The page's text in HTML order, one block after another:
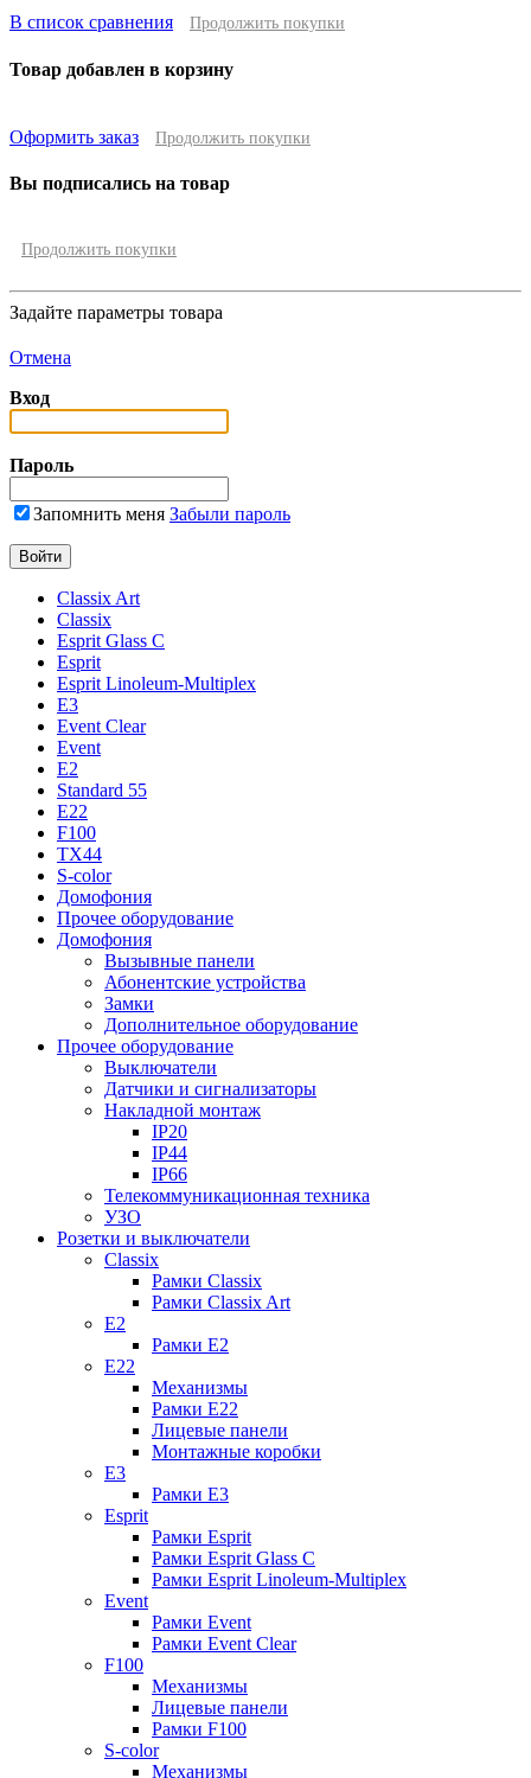
В список сравнения Продолжить покупки
Товар добавлен в корзину
Оформить заказ Продолжить покупки
Вы подписались на товар
Продолжить покупки
Задайте параметры товара
Отмена
Вход
Пароль
Запомнить меня Забыли пароль
Classix Art
Classix
Esprit Glass C
Esprit
Esprit Linoleum-Multiplex
E3
Event Clear
Event
E2
Standard 55
E22
F100
TX44
S-color
Домофония
Прочее оборудование
Домофония
Вызывные панели
Абонентские устройства
Замки
Дополнительное оборудование
Прочее оборудование
Выключатели
Датчики и сигнализаторы
Накладной монтаж
IP20
IP44
IP66
Телекоммуникационная техника
УЗО
Розетки и выключатели
Classix
Рамки Classix
Рамки Classix Art
E2
Рамки E2
E22
Механизмы
Рамки E22
Лицевые панели
Монтажные коробки
E3
Рамки E3
Esprit
Рамки Esprit
Рамки Esprit Glass C
Рамки Esprit Linoleum-Multiplex
Event
Рамки Event
Рамки Event Clear
F100
Механизмы
Лицевые панели
Рамки F100
S-color
Механизмы